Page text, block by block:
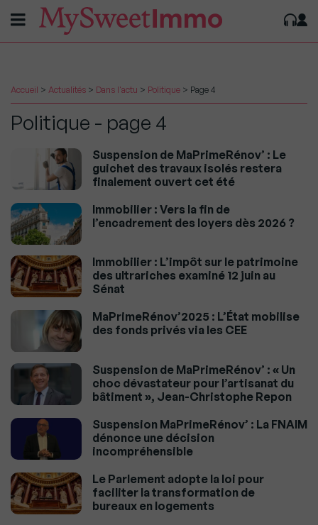
Accueil > Actualités > Dans l'actu > Politique > Page 4
Politique - page 4
Suspension de MaPrimeRénov’ : Le
guichet des travaux isolés restera
finalement ouvert cet été
Immobilier : Vers la fin de
l’encadrement des loyers dès 2026 ?
Immobilier : L’impôt sur le patrimoine
des ultrariches examiné 12 juin au
Sénat
MaPrimeRénov’2025 : L’État mobilise
des fonds privés via les CEE
Suspension de MaPrimeRénov’ : « Un
choc dévastateur pour l’artisanat du
bâtiment », Jean-Christophe Repon
Suspension MaPrimeRénov’ : La FNAIM
dénonce une décision
incompréhensible
Le Parlement adopte la loi pour
faciliter la transformation de
bureaux en logements